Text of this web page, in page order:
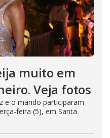
muito em
Veja fotos
e o marido participaram
feira (5), em Santa